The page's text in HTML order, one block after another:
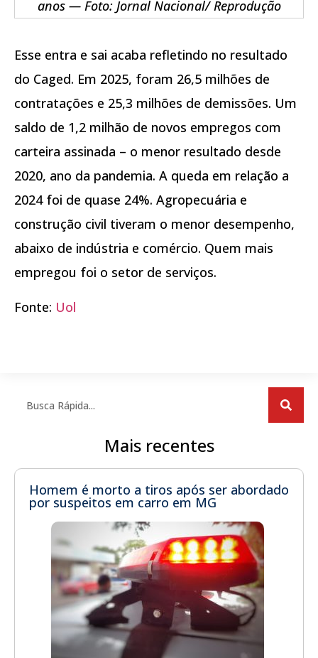
anos — Foto: Jornal Nacional/ Reprodução
Esse entra e sai acaba refletindo no resultado
do Caged. Em 2025, foram 26,5 milhões de
contratações e 25,3 milhões de demissões. Um
saldo de 1,2 milhão de novos empregos com
carteira assinada – o menor resultado desde
2020, ano da pandemia. A queda em relação a
2024 foi de quase 24%. Agropecuária e
construção civil tiveram o menor desempenho,
abaixo de indústria e comércio. Quem mais
empregou foi o setor de serviços.
Fonte: Uol
Mais recentes
Homem é morto a tiros após ser abordado
por suspeitos em carro em MG